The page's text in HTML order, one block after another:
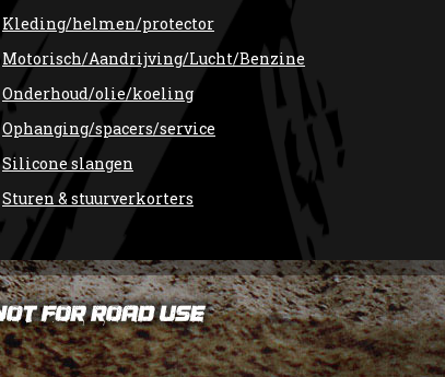
Kleding/helmen/protector
Motorisch/Aandrijving/Lucht/Benzine
Onderhoud/olie/koeling
Ophanging/spacers/service
Silicone slangen
Sturen & stuurverkorters